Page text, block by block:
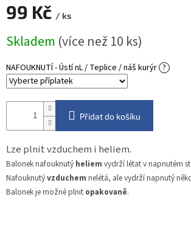
99 Kč / ks
cena:
Skladem (více než 10 ks)
NAFOUKNUTÍ - Ústí nL / Teplice / náš kurýr ?
Přidat do košíku
Lze plnit vzduchem i heliem.
Balonek nafouknutý heliem vydrží létat v napnutém
Nafouknutývzduchem nelétá, ale vydrží napnutý
Balonek je možné plnit opakovaně.